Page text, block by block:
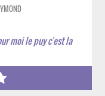
moi le puy c'est la